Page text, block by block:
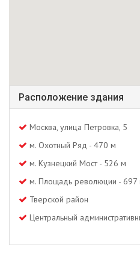
Расположение здания
Москва, улица Петровка, 5
м. Охотный Ряд - 470 м
м. Кузнецкий Мост - 526 м
м. Площадь революции - 697
Тверской район
Центральный